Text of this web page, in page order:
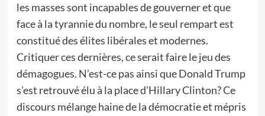
les masses sont incapables de gouverner et que
face à la tyrannie du nombre, le seul rempart est
constitué des élites libérales et modernes.
Critiquer ces dernières, ce serait faire le jeu des
démagogues. N’est-ce pas ainsi que Donald Trump
s’est retrouvé élu à la place d’Hillary Clinton? Ce
discours mélange haine de la démocratie et mépris